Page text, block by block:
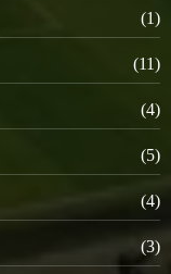
(1)
(11)
(4)
(5)
(4)
(3)